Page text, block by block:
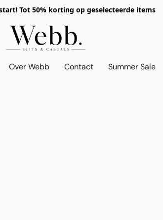
Tot 50% korting op geselecteerde items
Over Webb Contact Summer Sale